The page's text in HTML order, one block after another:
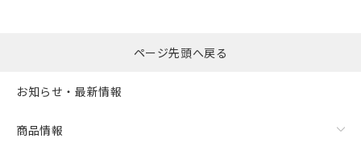
ページ先頭へ戻る
お知らせ・最新情報
商品情報